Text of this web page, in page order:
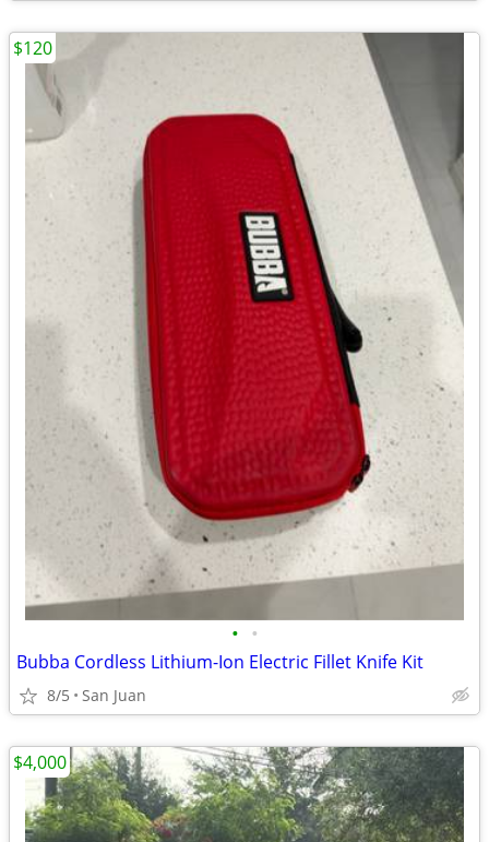
• •
Bubba Cordless Lithium-Ion Electric Fillet Knife Kit
8/5 San Juan
$120
$4,000